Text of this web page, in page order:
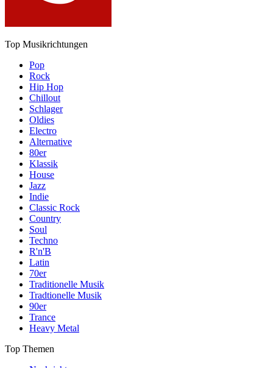
Top Musikrichtungen
Pop
Rock
Hip Hop
Chillout
Schlager
Oldies
Electro
Alternative
80er
Klassik
House
Jazz
Indie
Classic Rock
Country
Soul
Techno
R'n'B
Latin
70er
Traditionelle Musik
Tradtionelle Musik
90er
Trance
Heavy Metal
Top Themen